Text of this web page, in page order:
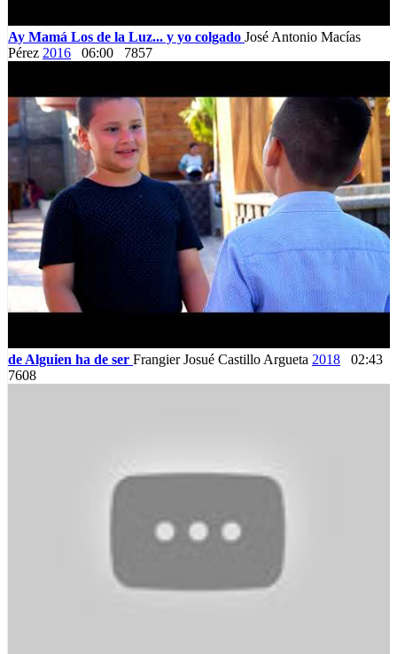
Ay Mamá Los de la Luz... y yo colgado José Antonio Macías
Pérez 2016 06:00 7857
de Alguien ha de ser Frangier Josué Castillo Argueta 2018
02:43
7608